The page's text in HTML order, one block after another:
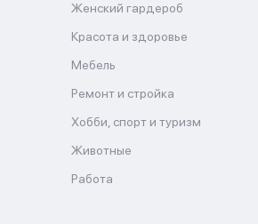
Женский гардероб
Красота и здоровье
Мебель
Ремонт и стройка
Хобби, спорт и туризм
Животные
Работа